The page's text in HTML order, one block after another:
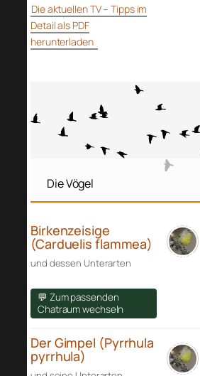
Die aktuellen TV – Tipps im
Detail als PDF
herunterladen
Die Vögel
Birkenzeisige
(Carduelis flammea)
und dessen Unterarten
💬 Zum passenden
Chatraum wechseln
Der Gimpel (Pyrrhula
pyrrhula)